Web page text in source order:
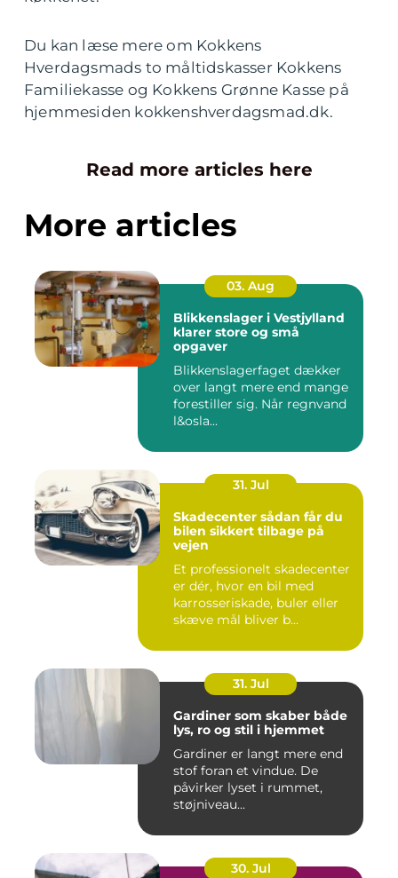
Du kan læse mere om Kokkens
Hverdagsmads to måltidskasser Kokkens
Familiekasse og Kokkens Grønne Kasse på
hjemmesiden kokkenshverdagsmad.dk.
Read more articles here
More articles
03. Aug
Blikkenslager i Vestjylland
klarer store og små
opgaver
Blikkenslagerfaget dækker
over langt mere end mange
forestiller sig. Når regnvand
l&osla...
31. Jul
Skadecenter sådan får du
bilen sikkert tilbage på
vejen
Et professionelt skadecenter
er dér, hvor en bil med
karrosseriskade, buler eller
skæve mål bliver b...
31. Jul
Gardiner som skaber både
lys, ro og stil i hjemmet
Gardiner er langt mere end
stof foran et vindue. De
påvirker lyset i rummet,
støjniveau...
30. Jul